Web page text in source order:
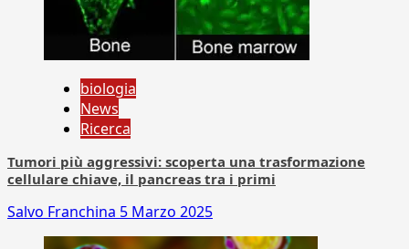
biologia
News
Ricerca
Tumori più aggressivi: scoperta una trasformazione
cellulare chiave, il pancreas tra i primi
Salvo Franchina 5 Marzo 2025